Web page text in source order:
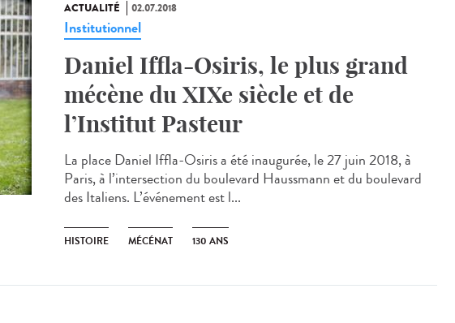
ACTUALITÉ 02.07.2018
Institutionnel
Daniel Iffla-Osiris, le plus grand
mécène du XIXe siècle et de
l’Institut Pasteur
La place Daniel Iffla-Osiris a été inaugurée, le 27 juin 2018, à
Paris, à l’intersection du boulevard Haussmann et du boulevard
des Italiens. L’événement est l...
HISTOIRE MÉCÉNAT 130 ANS